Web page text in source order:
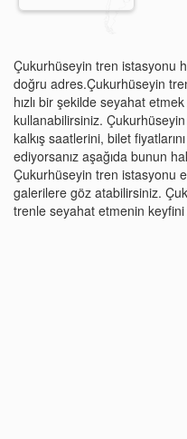
Çukurhüseyin tren istasyonu
doğru adres.Çukurhüseyin
hızlı bir şekilde seyahat
kullanabilirsiniz.
kalkış saatlerini, bilet
ediyorsanız aşağıda bunun
Çukurhüseyin tren istasyonu
galerilere göz atabilirsiniz.
trenle seyahat etmenin keyfini